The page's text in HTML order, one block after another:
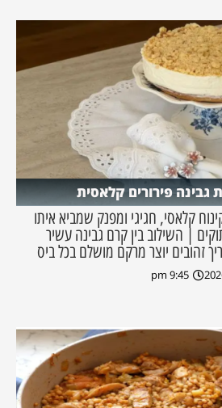
פירורים קלאסית
קלאסי, חגיגי ומפנק שמביא איתו
| השילוב בין קרם גבינה עשיר
זהובים יוצר מרקם מושלם בכל ביס
9:45 pm